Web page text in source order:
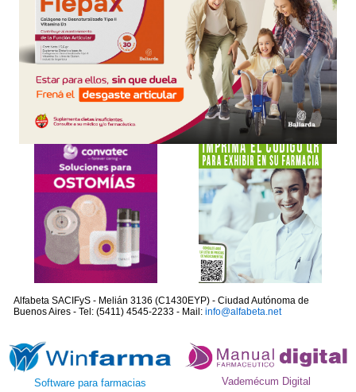
Alfabeta SACIFyS - Melián 3136 (C1430EYP) - Ciudad Autónoma de
Buenos Aires - Tel: (5411) 4545-2233 - Mail: info@alfabeta.net
Software para farmacias Vademécum Digital